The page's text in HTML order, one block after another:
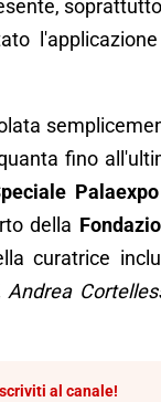
fino
Palaexpo
della
curatrice
al canale!